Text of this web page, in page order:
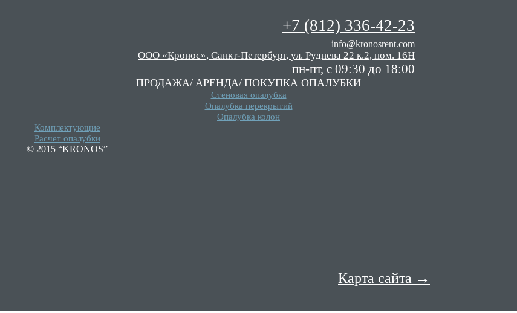
+7 (812) 336-42-23
info@kronosrent.com
ООО «Кронос», Санкт-Петербург, ул. Руднева 22 к.2, пом. 16Н
пн-пт, c 09:30 до 18:00
ПРОДАЖА/ АРЕНДА/ ПОКУПКА ОПАЛУБКИ
Стеновая опалубка
Опалубка перекрытий
Опалубка колон
Комплектующие
Расчет опалубки
© 2015 “KRONOS”
Карта сайта →